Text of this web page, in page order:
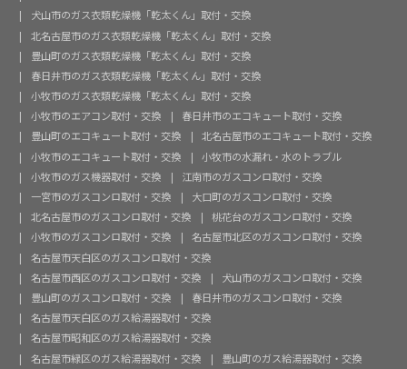
犬山市のガス衣類乾燥機「乾太くん」取付・交換
北名古屋市のガス衣類乾燥機「乾太くん」取付・交換
豊山町のガス衣類乾燥機「乾太くん」取付・交換
春日井市のガス衣類乾燥機「乾太くん」取付・交換
小牧市のガス衣類乾燥機「乾太くん」取付・交換
小牧市のエアコン取付・交換
春日井市のエコキュート取付・交換
豊山町のエコキュート取付・交換
北名古屋市のエコキュート取付・交換
小牧市のエコキュート取付・交換
小牧市の水漏れ・水のトラブル
小牧市のガス機器取付・交換
江南市のガスコンロ取付・交換
一宮市のガスコンロ取付・交換
大口町のガスコンロ取付・交換
北名古屋市のガスコンロ取付・交換
桃花台のガスコンロ取付・交換
小牧市のガスコンロ取付・交換
名古屋市北区のガスコンロ取付・交換
名古屋市天白区のガスコンロ取付・交換
名古屋市西区のガスコンロ取付・交換
犬山市のガスコンロ取付・交換
豊山町のガスコンロ取付・交換
春日井市のガスコンロ取付・交換
名古屋市天白区のガス給湯器取付・交換
名古屋市昭和区のガス給湯器取付・交換
名古屋市緑区のガス給湯器取付・交換
豊山町のガス給湯器取付・交換